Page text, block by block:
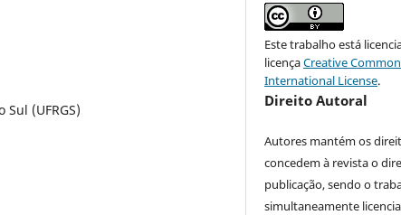
(UFRGS)
Este trabalho está
licençaCreative
International License.
Direito Autoral
Autores mantém os
concedem à revista o
publicação, sendo o
simultaneamente